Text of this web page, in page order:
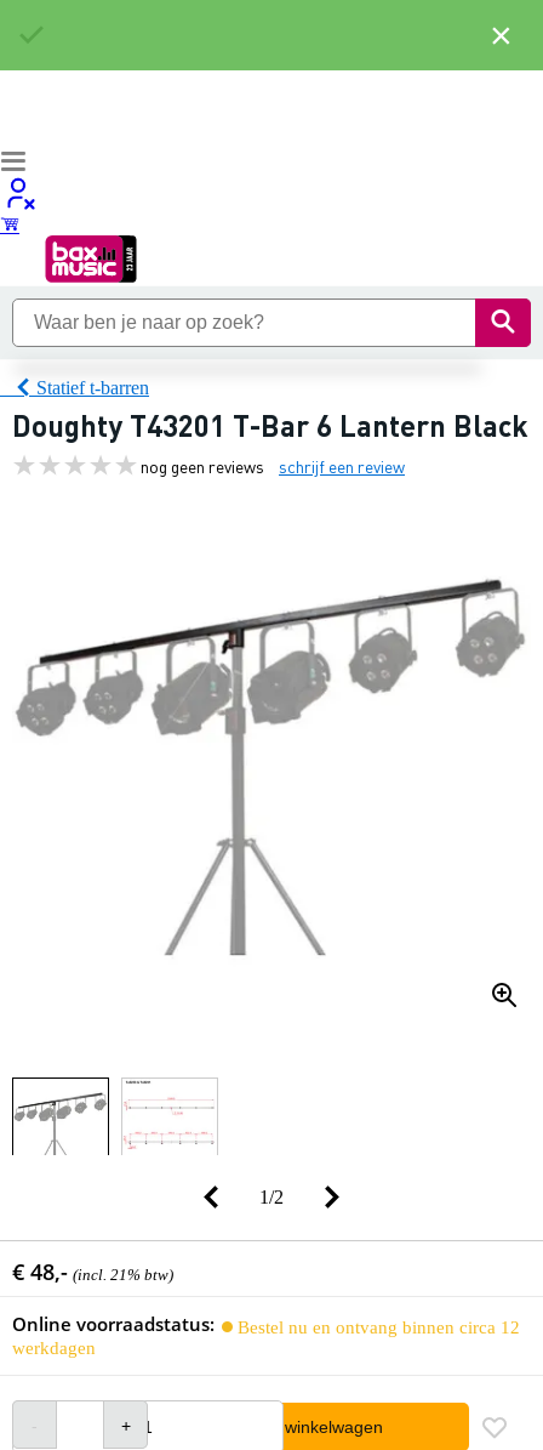
Statief t-barren
Doughty T43201 T-Bar 6 Lantern Black
nog geen reviews schrijf een review
1/2
€ 48,- (incl. 21% btw)
Online voorraadstatus:
Bestel nu en ontvang binnen circa 12
werkdagen
In winkelwagen
×